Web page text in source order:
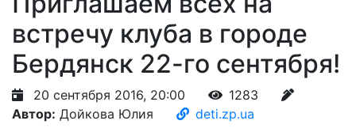
встречу клуба в городе
Бердянск 22-го сентября!
20 сентября 2016, 20:00
1283
Автор: Дойкова Юлия
deti.zp.ua